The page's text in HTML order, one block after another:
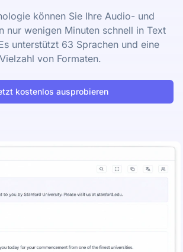
können Sie Ihre Audio- und
nur wenigen Minuten schnell in Text
unterstützt 63 Sprachen und eine
Vielzahl von Formaten.
kostenlos ausprobieren